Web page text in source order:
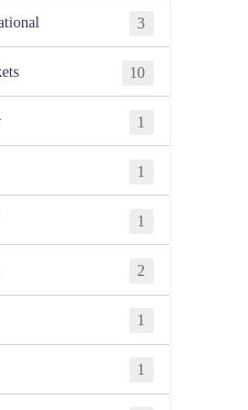
3
10
1
1
1
2
1
1